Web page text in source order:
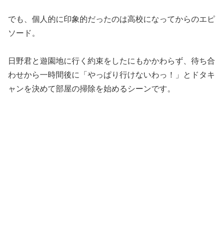
でも、個人的に印象的だったのは高校になってからのエピ
ソード。
日野君と遊園地に行く約束をしたにもかかわらず、待ち合
わせから一時間後に「やっぱり行けないわっ！」と ドタキ
ャンを決めて部屋の掃除を始める シーンです。